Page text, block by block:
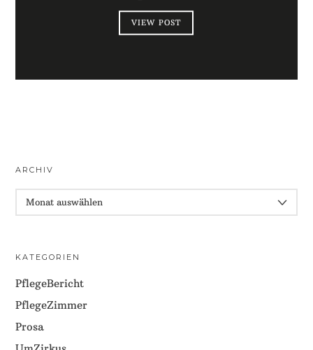
VIEW POST
ARCHIV
KATEGORIEN
PflegeBericht
PflegeZimmer
Prosa